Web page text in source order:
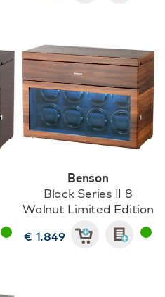
Benson
Black Series II 8
Walnut Limited Edition
€ 1.849